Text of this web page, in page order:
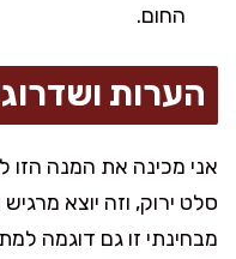
החום.
הערות
אני מכינה את המנה
סלט ירוק, וזה יוצא
מבחינתי זו גם דוגמה